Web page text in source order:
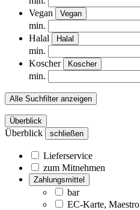
Vegan
Vegan
min.
Halal
Halal
min.
Koscher
Koscher
min.
Alle Suchfilter anzeigen
Überblick
Überblick schließen
Lieferservice
zum Mitnehmen
Zahlungsmittel
bar
EC-Karte, Maestro